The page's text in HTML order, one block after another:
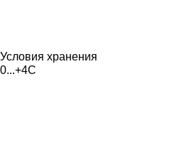
Условия хранения
0...+4С